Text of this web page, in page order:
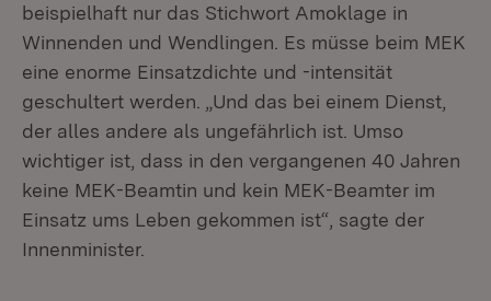
beispielhaft nur das Stichwort Amoklage in
Winnenden und Wendlingen. Es müsse beim MEK
eine enorme Einsatzdichte und -intensität
geschultert werden. „Und das bei einem Dienst,
der alles andere als ungefährlich ist. Umso
wichtiger ist, dass in den vergangenen 40 Jahren
keine MEK-Beamtin und kein MEK-Beamter im
Einsatz ums Leben gekommen ist“, sagte der
Innenminister.